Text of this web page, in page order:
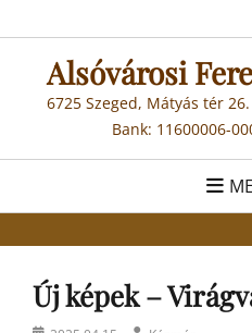
to
contentAlsóvárosi
6725 Szeged, Mátyás tér
Bank: 11600006-
Új képek –